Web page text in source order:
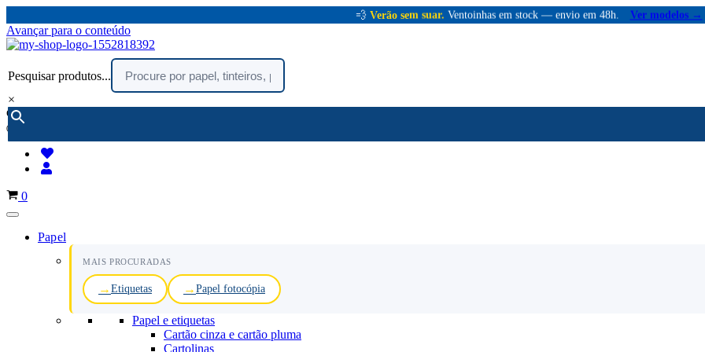
💨 Verão sem suar. Ventoinhas em stock — envio em 48h. Ver modelos →
Avançar para o conteúdo
Pesquisar produtos...
×
encomendar por telefone :
(chamada rede fixa nacional)
Carrinho
0
Papel
MAIS PROCURADAS
Etiquetas Papel fotocópia
Papel e etiquetas
Cartão cinza e cartão pluma
Cartolinas